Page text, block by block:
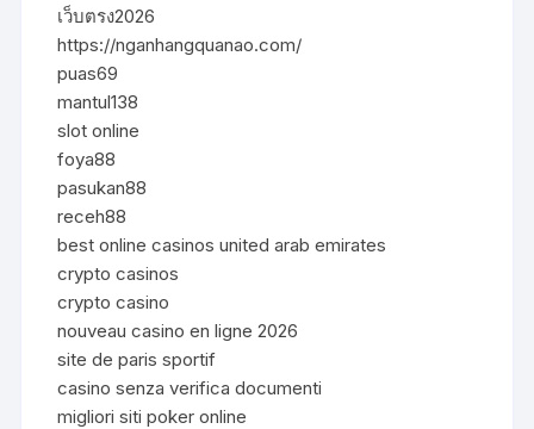
เว็บตรง2026
https://nganhangquanao.com/
puas69
mantul138
slot online
foya88
pasukan88
receh88
best online casinos united arab emirates
crypto casinos
crypto casino
nouveau casino en ligne 2026
site de paris sportif
casino senza verifica documenti
migliori siti poker online